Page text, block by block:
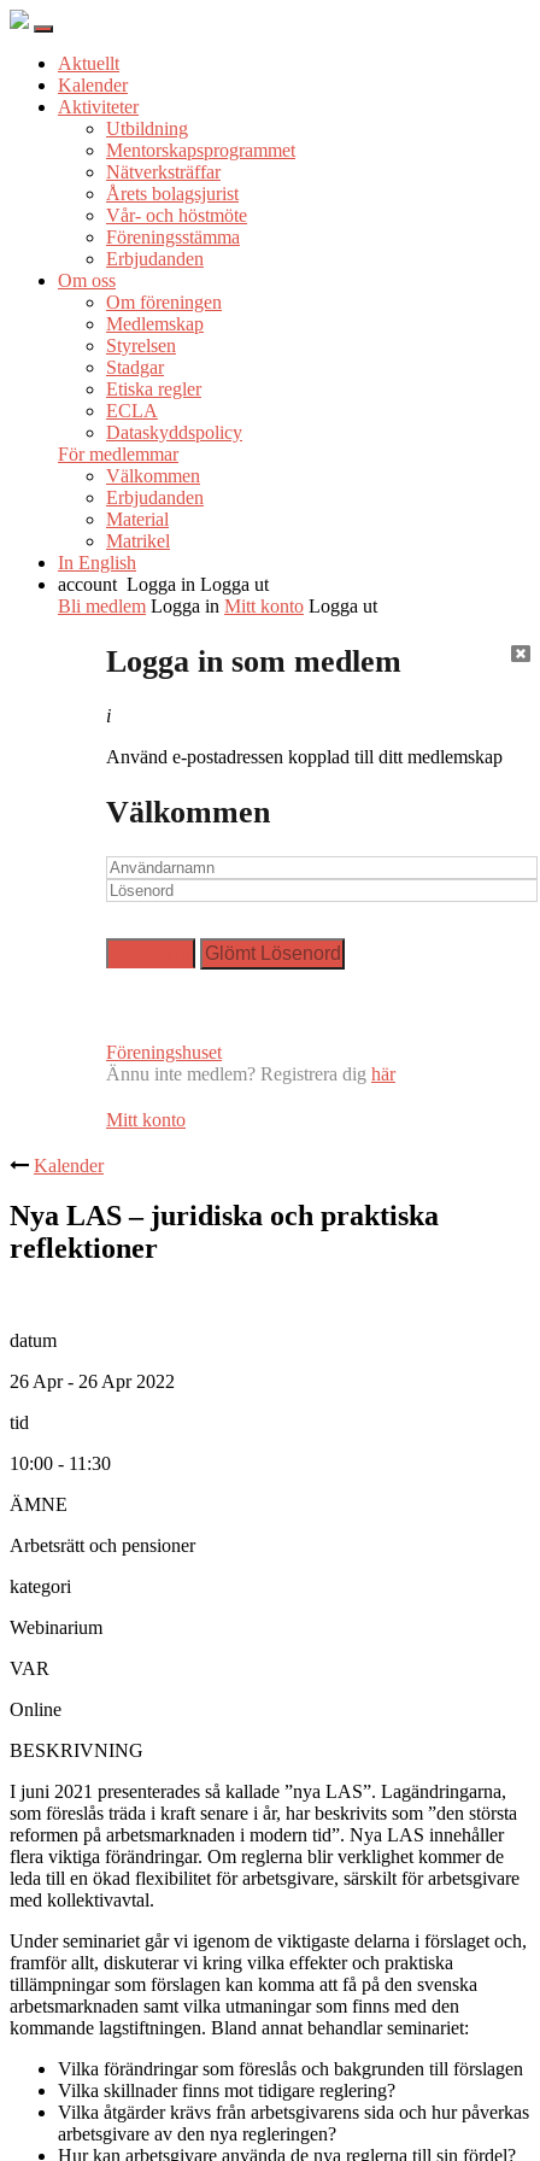
Aktuellt
Kalender
Aktiviteter
Utbildning
Mentorskapsprogrammet
Nätverksträffar
Årets bolagsjurist
Vår- och höstmöte
Föreningsstämma
Erbjudanden
Om oss
Om föreningen
Medlemskap
Styrelsen
Stadgar
Etiska regler
ECLA
Dataskyddspolicy
För medlemmar
Välkommen
Erbjudanden
Material
Matrikel
In English
account Logga in Logga ut
Bli medlem Logga in Mitt konto Logga ut
Logga in som medlem
i
Använd e-postadressen kopplad till ditt medlemskap
Välkommen
Föreningshuset
Ännu inte medlem? Registrera dig här
Mitt konto
Kalender
Nya LAS – juridiska och praktiska
reflektioner
datum
26 Apr - 26 Apr 2022
tid
10:00 - 11:30
ÄMNE
Arbetsrätt och pensioner
kategori
Webinarium
VAR
Online
BESKRIVNING
I juni 2021 presenterades så kallade ”nya LAS”. Lagändringarna,
som föreslås träda i kraft senare i år, har beskrivits som ”den största
reformen på arbetsmarknaden i modern tid”. Nya LAS innehåller
flera viktiga förändringar. Om reglerna blir verklighet kommer de
leda till en ökad flexibilitet för arbetsgivare, särskilt för arbetsgivare
med kollektivavtal.
Under seminariet går vi igenom de viktigaste delarna i förslaget och,
framför allt, diskuterar vi kring vilka effekter och praktiska
tillämpningar som förslagen kan komma att få på den svenska
arbetsmarknaden samt vilka utmaningar som finns med den
kommande lagstiftningen. Bland annat behandlar seminariet:
Vilka förändringar som föreslås och bakgrunden till förslagen
Vilka skillnader finns mot tidigare reglering?
Vilka åtgärder krävs från arbetsgivarens sida och hur påverkas
arbetsgivare av den nya regleringen?
Hur kan arbetsgivare använda de nya reglerna till sin fördel?